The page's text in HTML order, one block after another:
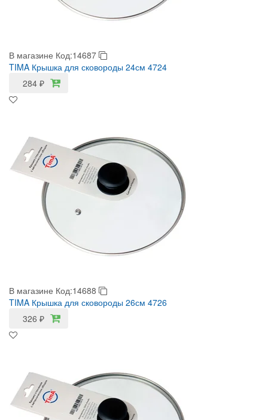
В магазине Код:14687
TIMA Крышка для сковороды 24см 4724
284 ₽
В магазине Код:14688
TIMA Крышка для сковороды 26см 4726
326 ₽